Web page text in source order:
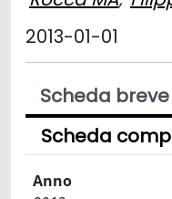
2013-01-01
Scheda breve
Scheda
Anno